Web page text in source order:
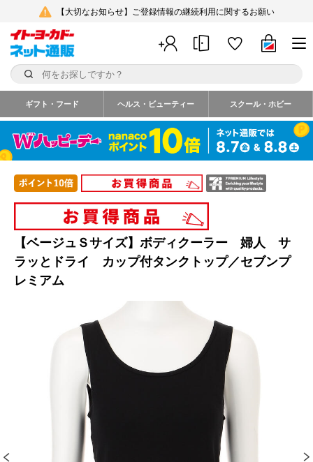
【大切なお知らせ】ご登録情報の継続利用に関するお願い
ギフト・フード ヘルス・ビューティー スクール・ホビー
【ベージュＳサイズ】ボディクーラー 婦人 サ
ラッとドライ カップ付タンクトップ／セブンプ
レミアム